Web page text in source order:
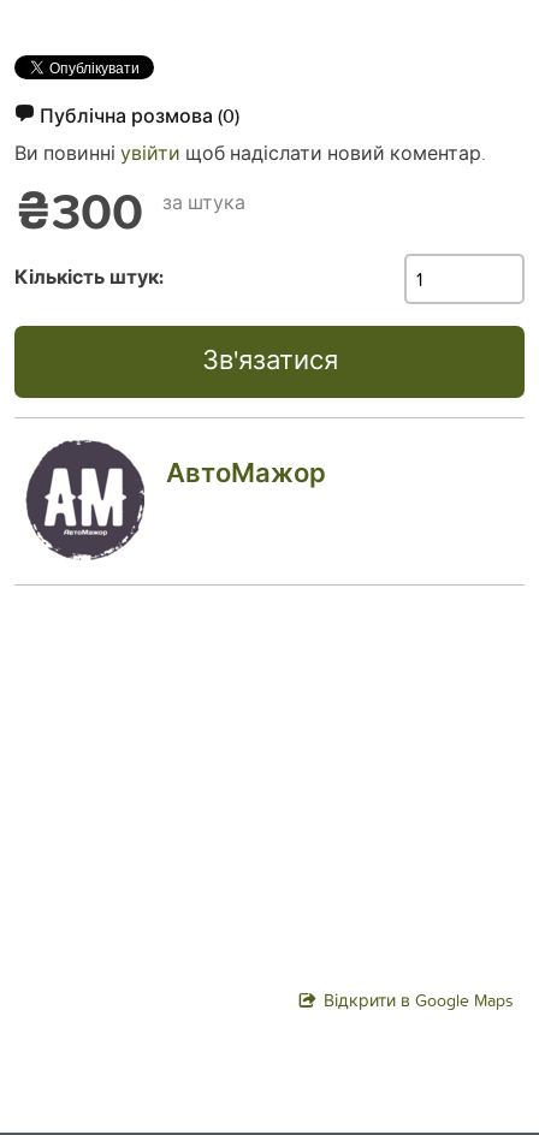
Публічна розмова (0)
Ви повинні увійти щоб надіслати новий коментар.
₴300 за штука
Кількість штук:
Зв'язатися
АвтоМажор
Відкрити в Google Maps